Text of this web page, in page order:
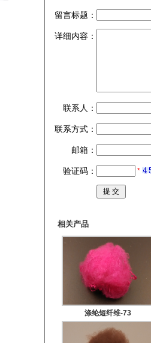
留言标题：
详细内容：
联系人：
联系方式：
邮箱：
验证码： *
相关产品
涤纶短纤维-73